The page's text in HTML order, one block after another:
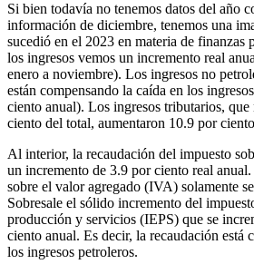
Si bien todavía no tenemos datos del año
información de diciembre, tenemos una
sucedió en el 2023 en materia de finanzas
los ingresos vemos un incremento real
enero a noviembre). Los ingresos no
están compensando la caída en los
ciento anual). Los ingresos tributarios, que
ciento del total, aumentaron 10.9 por
Al interior, la recaudación del impuesto
un incremento de 3.9 por ciento real
sobre el valor agregado (IVA) solamente
Sobresale el sólido incremento del
producción y servicios (IEPS) que se
ciento anual. Es decir, la recaudación está
los ingresos petroleros.